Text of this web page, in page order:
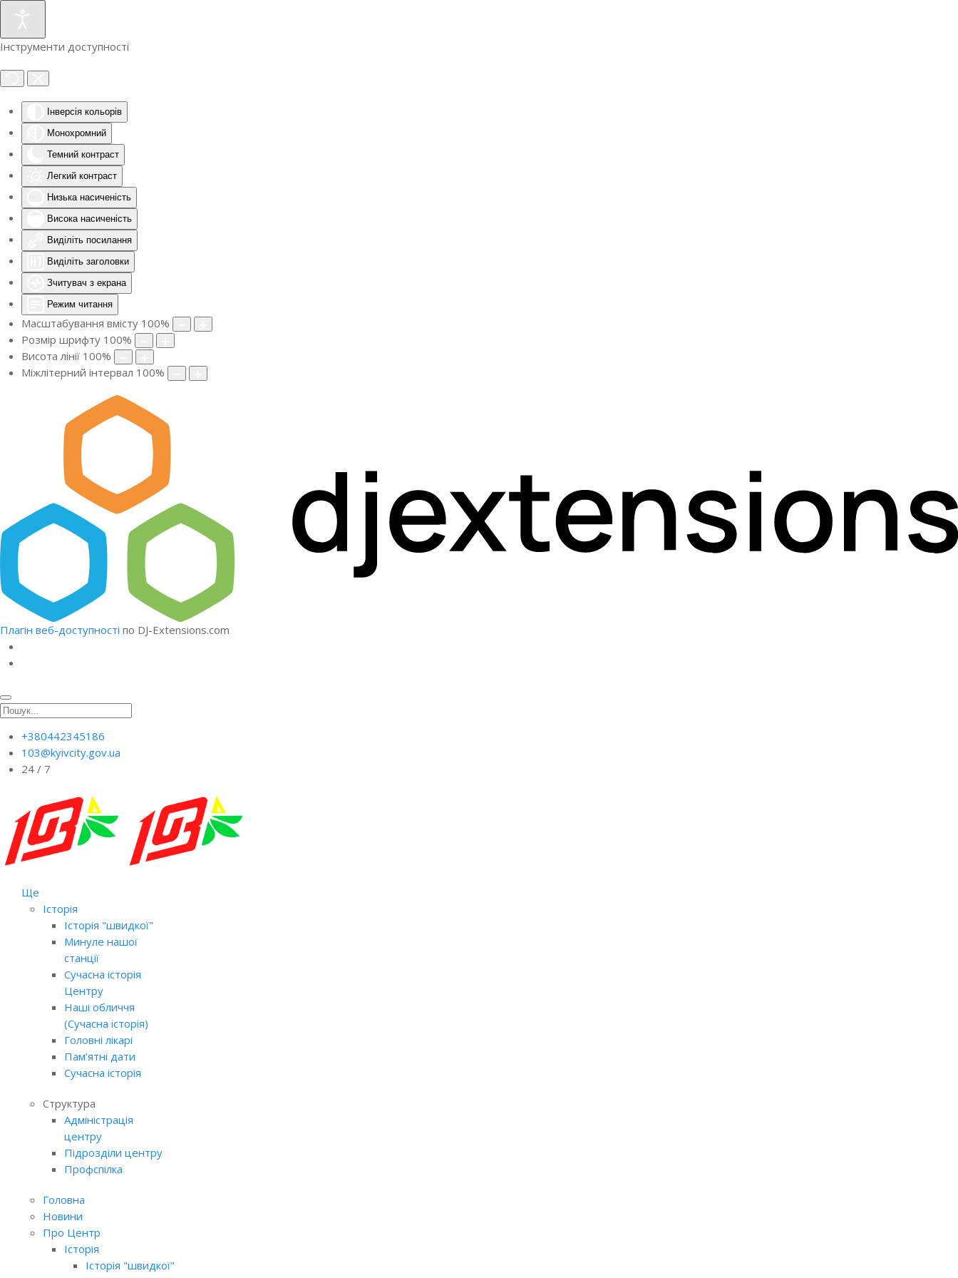
Інструменти доступності
Інверсія кольорів
Монохромний
Темний контраст
Легкий контраст
Низька насиченість
Висока насиченість
Виділіть посилання
Виділіть заголовки
Зчитувач з екрана
Режим читання
Масштабування вмісту 100%
Розмір шрифту 100%
Висота лінії 100%
Міжлітерний інтервал 100%
Плагін веб-доступності по DJ-Extensions.com
+380442345186
103@kyivcity.gov.ua
24 / 7
Ще
Історія
Історія "швидкої"
Минуле нашої
станції
Сучасна історія
Центру
Наші обличчя
(Сучасна історія)
Головні лікарі
Пам’ятні дати
Сучасна історія
Структура
Адміністрація
центру
Підрозділи центру
Профспілка
Головна
Новини
Про Центр
Історія
Історія "швидкої"